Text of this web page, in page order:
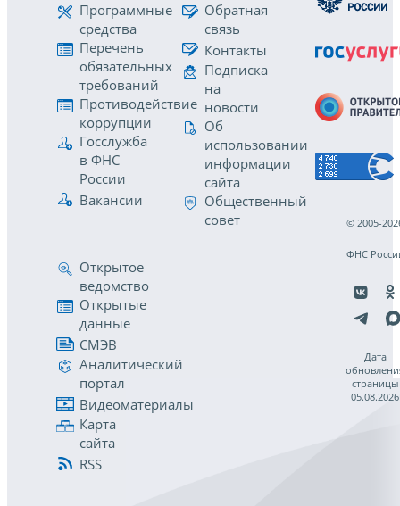
Программные
средства
Перечень
обязательных
требований
Противодействие
коррупции
Госслужба
в ФНС
России
Вакансии
Обратная
связь
Контакты
Подписка
на
новости
Об
использовании
информации
сайта
Общественный
совет
Открытое
ведомство
Открытые
данные
СМЭВ
Аналитический
портал
Видеоматериалы
Карта
сайта
RSS
© 2005-
ФНС
Дата
страницы
05.08.2026